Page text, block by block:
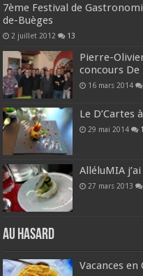
7ème Festival de
de-Buèges
2 juillet 2012 13
Pierre-
concours De
16 mars 2014
Le D’Cartes
29 mai 2014
AlléluMIA
27 mars 2013
Au hasard
Vacances en